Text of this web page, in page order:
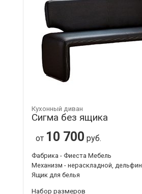
Кухонный диван
Сигма без ящика
от 10 700 руб.
Фабрика - Фиеста Мебель
Механизм - нераскладной, дельфин
Ящик для белья
Набор размеров